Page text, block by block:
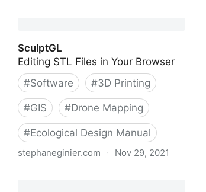
SculptGL
Editing STL Files in Your Browser
#Software #3D Printing
#GIS #Drone Mapping
#Ecological Design Manual
stephaneginier.com · Nov 29, 2021